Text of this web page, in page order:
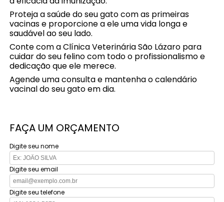
Proteja a saúde do seu gato com as primeiras
vacinas e proporcione a ele uma vida longa e
saudável ao seu lado.
Conte com a Clínica Veterinária São Lázaro para
cuidar do seu felino com todo o profissionalismo e
dedicação que ele merece.
Agende uma consulta e mantenha o calendário
vacinal do seu gato em dia.
FAÇA UM ORÇAMENTO
Digite seu nome
Digite seu email
Digite seu telefone